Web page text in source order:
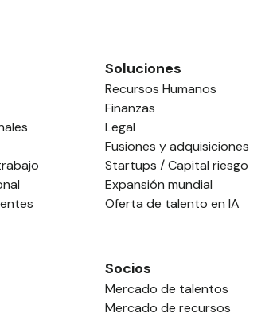
Soluciones
Recursos Humanos
Finanzas
Legal
Fusiones y adquisiciones
Startups / Capital riesgo
Expansión mundial
Oferta de talento en IA
Socios
Mercado de talentos
Mercado de recursos